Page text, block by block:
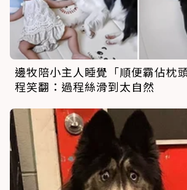
邊牧陪小主人睡覺「順便霸佔枕
程笑翻：過程絲滑到太自然